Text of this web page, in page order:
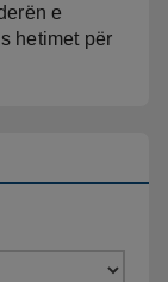
e
hetimet për